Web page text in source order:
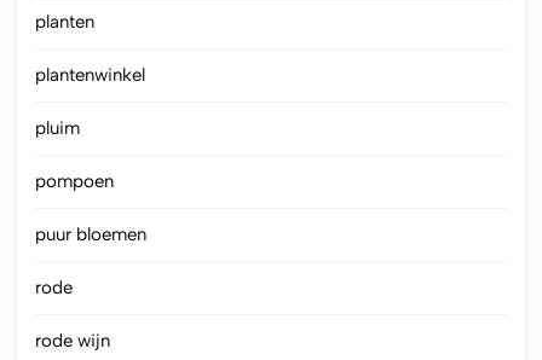
planten
plantenwinkel
pluim
pompoen
puur bloemen
rode
rode wijn